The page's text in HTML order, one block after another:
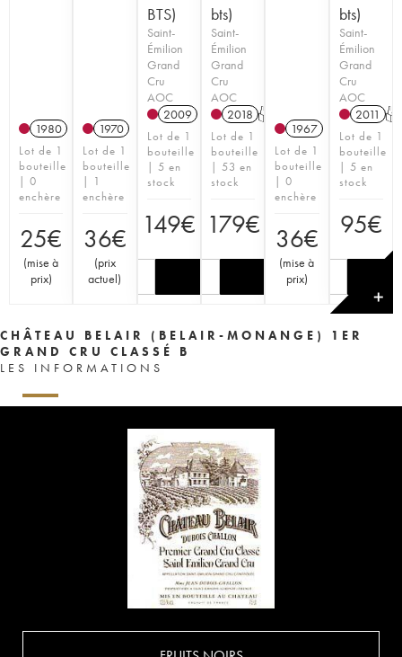
1980
Lot de 1
bouteille
| 0
enchère
25€
(mise à
prix)
1970
Lot de 1
bouteille
| 1
enchère
36€
(prix
actuel)
BTS)
Saint-
Émilion
Grand
Cru
AOC
2009
Lot de 1
bouteille
| 5 en
stock
149€
bts)
Saint-
Émilion
Grand
Cru
AOC
2018 T
Lot de 1
bouteille
| 53 en
stock
179€
1967
Lot de 1
bouteille
| 0
enchère
36€
(mise à
prix)
bts)
Saint-
Émilion
Grand
Cru
AOC
2011 T
Lot de 1
bouteille
| 5 en
stock
95€
✕
CHÂTEAU BELAIR (BELAIR-MONANGE) 1ER
GRAND CRU CLASSÉ B
LES INFORMATIONS